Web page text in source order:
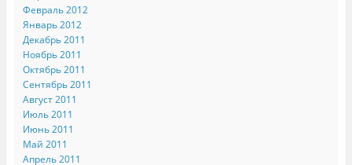
Февраль 2012
Январь 2012
Декабрь 2011
Ноябрь 2011
Октябрь 2011
Сентябрь 2011
Август 2011
Июль 2011
Июнь 2011
Май 2011
Апрель 2011